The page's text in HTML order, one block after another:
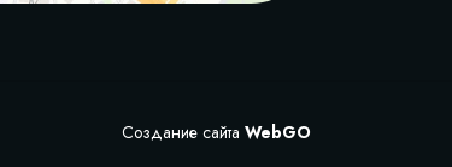
Создание сайта WebGO